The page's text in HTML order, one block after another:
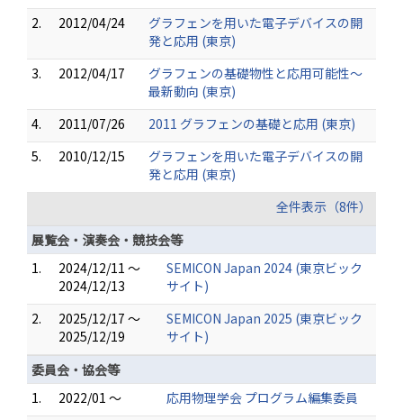
2.
2012/04/24
グラフェンを用いた電子デバイスの開
発と応用 (東京)
3.
2012/04/17
グラフェンの基礎物性と応用可能性～
最新動向 (東京)
4.
2011/07/26
2011 グラフェンの基礎と応用 (東京)
5.
2010/12/15
グラフェンを用いた電子デバイスの開
発と応用 (東京)
全件表示（8件）
展覧会・演奏会・競技会等
1.
2024/12/11 ～
2024/12/13
SEMICON Japan 2024 (東京ビック
サイト)
2.
2025/12/17 ～
2025/12/19
SEMICON Japan 2025 (東京ビック
サイト)
委員会・協会等
1.
2022/01 ～
応用物理学会 プログラム編集委員